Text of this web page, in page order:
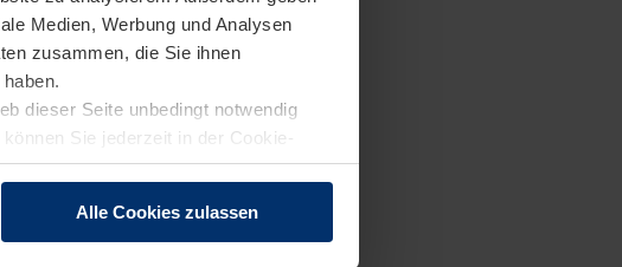
Medien, Werbung und Analysen
zusammen, die Sie ihnen
dieser Seite unbedingt notwendig
Sie jederzeit in der Cookie-
Alle Cookies zulassen
Brandis
Steinhagen
Großkrotzenburg
Brandis